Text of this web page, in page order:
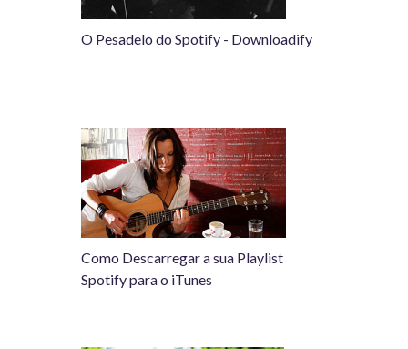
O Pesadelo do Spotify - Downloadify
Como Descarregar a sua Playlist
Spotify para o iTunes